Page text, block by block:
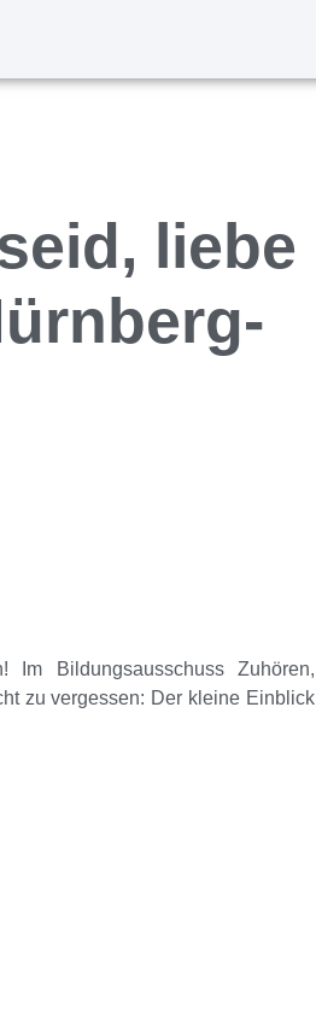
liebe
! Im Bildungsausschuss Zuhören,
zu vergessen: Der kleine Einblick